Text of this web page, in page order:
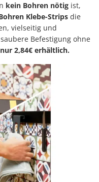
kein Bohren nötig ist,
Klebe-Strips die
vielseitig und
Befestigung ohne
2,84€ erhältlich.